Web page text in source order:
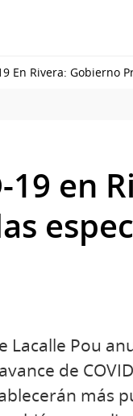
En Rivera: Gobierno
19 en
Lacalle Pou
de
más